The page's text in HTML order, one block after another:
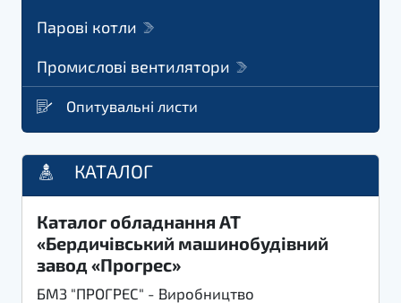
Парові котли
Промислові вентилятори
Опитувальні листи
КАТАЛОГ
Каталог обладнання АТ
«Бердичівський машинобудівний
завод «Прогрес»
БМЗ "ПРОГРЕС" - Виробництво